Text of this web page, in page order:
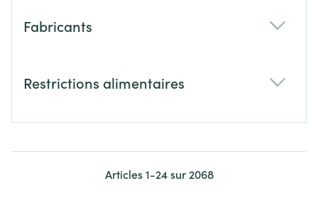
Fabricants
Restrictions alimentaires
Articles1-24sur 2068